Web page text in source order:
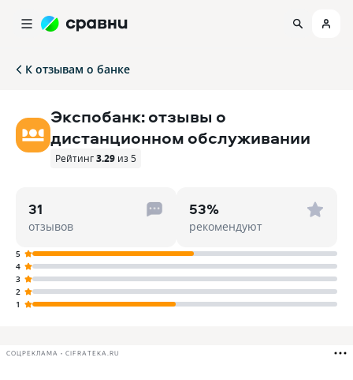
К отзывам о банке
Экспобанк: отзывы о
дистанционном обслуживании
Рейтинг3.29 из 5
31
отзывов
53%
рекомендуют
5
4
3
2
1
СОЦРЕКЛАМА • CIFRATEKA.RU